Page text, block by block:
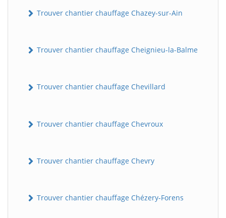
Trouver chantier chauffage Chazey-sur-Ain
Trouver chantier chauffage Cheignieu-la-Balme
Trouver chantier chauffage Chevillard
Trouver chantier chauffage Chevroux
Trouver chantier chauffage Chevry
Trouver chantier chauffage Chézery-Forens
Assistant en ligne